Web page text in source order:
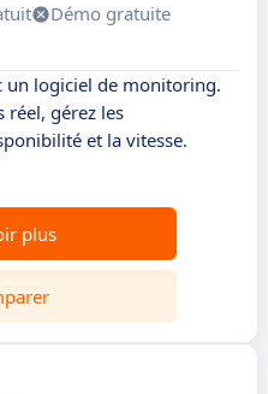
Démo gratuite
un logiciel de monitoring.
réel, gérez les
et la vitesse.
plus